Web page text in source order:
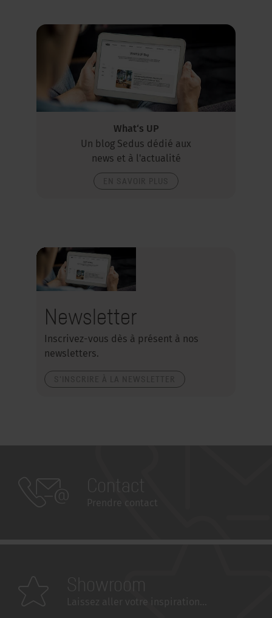
What‘s UP
Un blog Sedus dédié aux
news et à l'actualité
Newsletter
Inscrivez-vous dès à présent à nos
newsletters.